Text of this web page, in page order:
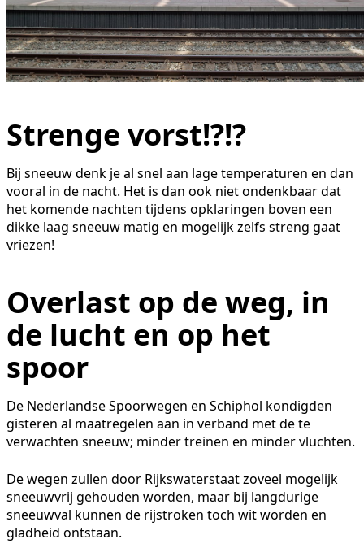
Strenge vorst!?!?
Bij sneeuw denk je al snel aan lage temperaturen en dan
vooral in de nacht. Het is dan ook niet ondenkbaar dat
het komende nachten tijdens opklaringen boven een
dikke laag sneeuw matig en mogelijk zelfs streng gaat
vriezen!
Overlast op de weg, in
de lucht en op het
spoor
De Nederlandse Spoorwegen en Schiphol kondigden
gisteren al maatregelen aan in verband met de te
verwachten sneeuw; minder treinen en minder vluchten.
De wegen zullen door Rijkswaterstaat zoveel mogelijk
sneeuwvrij gehouden worden, maar bij langdurige
sneeuwval kunnen de rijstroken toch wit worden en
gladheid ontstaan.